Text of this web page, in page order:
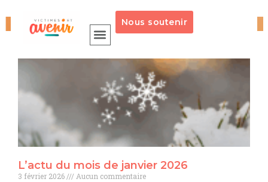
Nous soutenir
LES ACTUALITÉS...
L’actu du mois de janvier 2026
3 février 2026 Aucun commentaire